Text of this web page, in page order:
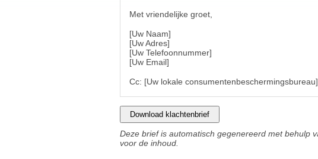
Met vriendelijke groet,
[Uw Naam]
[Uw Adres]
[Uw Telefoonnummer]
[Uw Email]
Cc: [Uw lokale consumentenbeschermingsbureau]
Download klachtenbrief
Deze brief is automatisch gegenereerd met behulp
voor de inhoud.